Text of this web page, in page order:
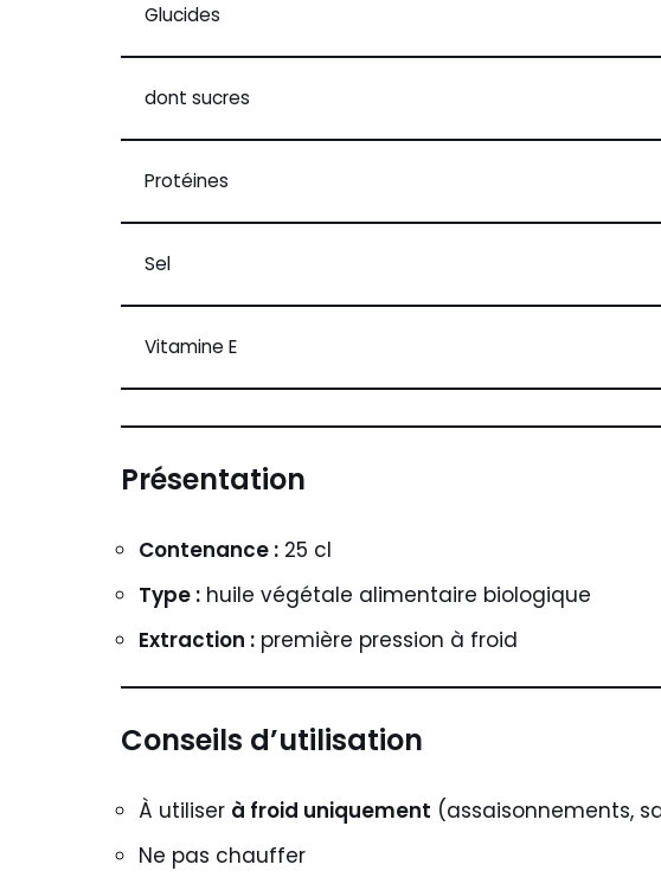
Glucides
dont sucres
Protéines
Sel
Vitamine E
Présentation
Contenance : 25 cl
Type : huile végétale alimentaire biologique
Extraction : première pression à froid
Conseils d’utilisation
À utiliser à froid uniquement (assaisonnements,
Ne pas chauffer